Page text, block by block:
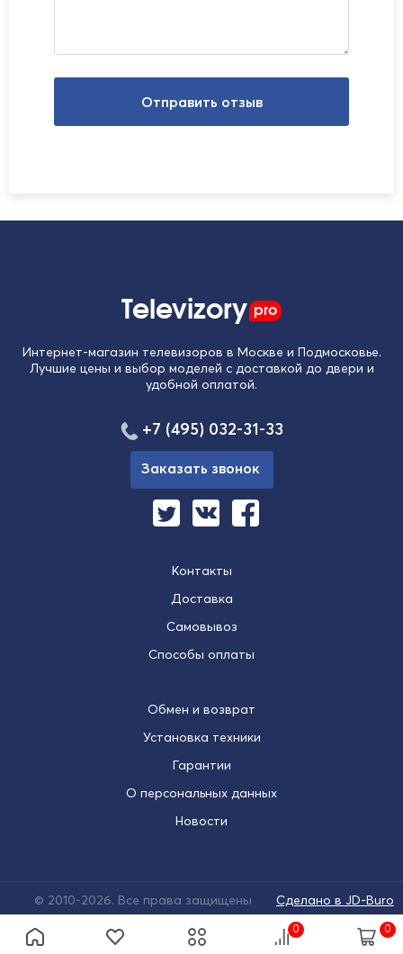
0 0
Отправить отзыв
Televizory pro
Интернет-магазин телевизоров в Москве и Подмосковье.
Лучшие цены и выбор моделей с доставкой до двери и
удобной оплатой.
Контакты
Доставка
Самовывоз
Способы оплаты
Обмен и возврат
Установка техники
Гарантии
О персональных данных
Новости
+7 (495) 032-31-33
Заказать звонок
© 2010-2026. Все права защищены Сделано в JD-Buro